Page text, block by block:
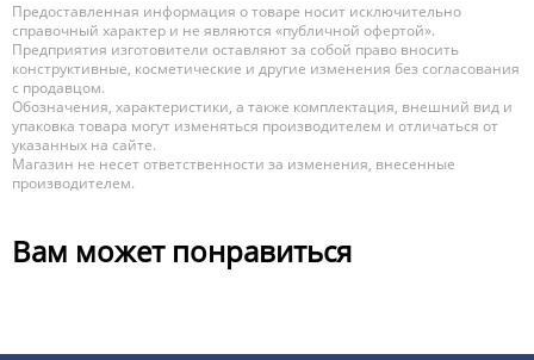
Предоставленная информация о товаре носит исключительно
справочный характер и не являются «публичной офертой».
Предприятия изготовители оставляют за собой право вносить
конструктивные, косметические и другие изменения без согласования
с продавцом.
Обозначения, характеристики, а также комплектация, внешний вид и
упаковка товара могут изменяться производителем и отличаться от
указанных на сайте.
Магазин не несет ответственности за изменения, внесенные
производителем.
Вам может понравиться